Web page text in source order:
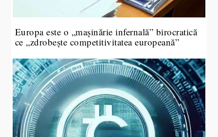
Europa este o „mașinărie infernală” birocratică
ce „zdrobește competitivitatea europeană”